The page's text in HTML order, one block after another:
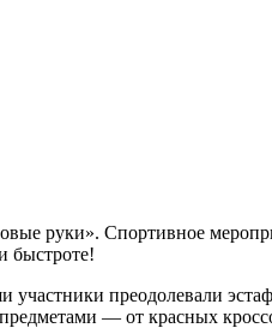
руки». Спортивное
быстроте!
преодолевали
— от красных